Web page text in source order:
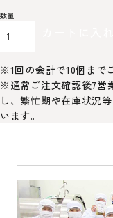
※1回の会計で10個まで
※通常ご注文確認後7営
し、繁忙期や在庫状況
います。